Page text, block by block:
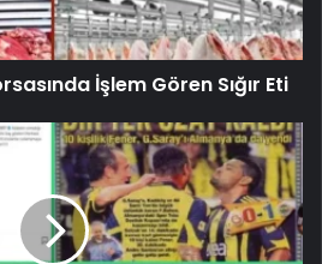
İşlem Gören Sığır Eti